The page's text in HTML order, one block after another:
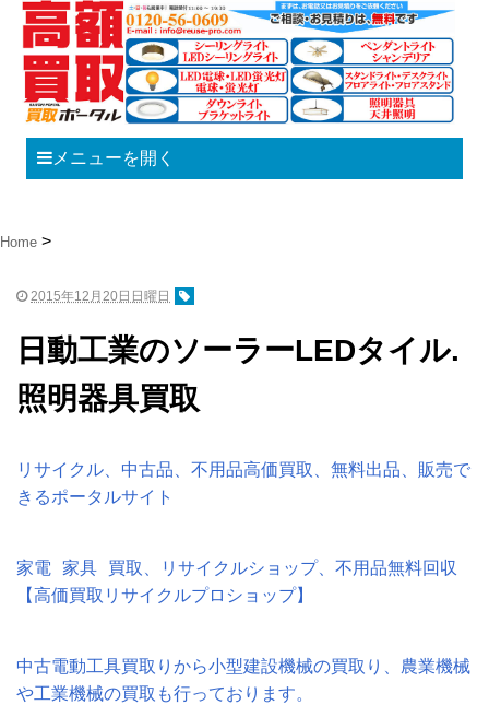
メニューを開く
Home
2015年12月20日日曜日
日動工業のソーラーLEDタイル.
照明器具買取
リサイクル、中古品、不用品高価買取、無料出品、販売で
きるポータルサイト
家電 家具 買取、リサイクルショップ、不用品無料回収
【高価買取リサイクルプロショップ】
中古電動工具買取りから小型建設機械の買取り、農業機械
や工業機械の買取も行っております。